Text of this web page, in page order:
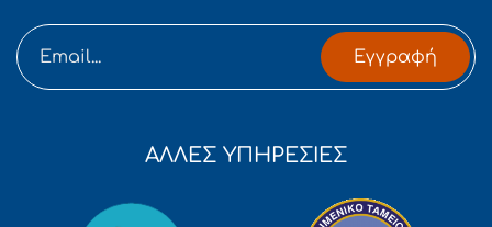
Εγγραφή
ΑΛΛΕΣ ΥΠΗΡΕΣΙΕΣ